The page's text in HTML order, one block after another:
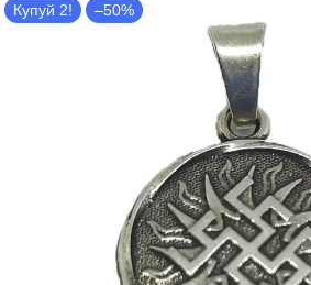
Купуй 2! –50%